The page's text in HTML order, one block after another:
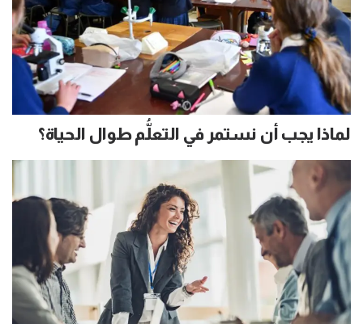
لماذا يجب أن نستمر في التعلُّم طوال الحياة؟